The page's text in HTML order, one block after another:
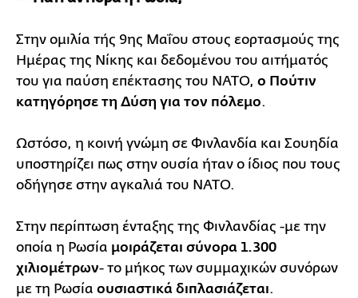
Στην ομιλία τής 9ης Μαΐου στους εορτασμούς της
Ημέρας της Νίκης και δεδομένου του αιτήματός
του για παύση επέκτασης του ΝΑΤΟ, ο Πούτιν
κατηγόρησε τη Δύση για τον πόλεμο.
Ωστόσο, η κοινή γνώμη σε Φινλανδία και Σουηδία
υποστηρίζει πως στην ουσία ήταν ο ίδιος που τους
οδήγησε στην αγκαλιά του ΝΑΤΟ.
Στην περίπτωση ένταξης της Φινλανδίας -με την
οποία η Ρωσία μοιράζεται σύνορα 1.300
χιλιομέτρων- το μήκος των συμμαχικών συνόρων
με τη Ρωσία ουσιαστικά διπλασιάζεται.